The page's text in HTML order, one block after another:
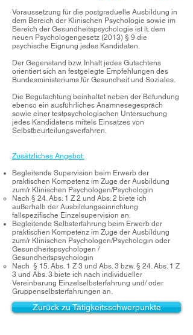
Voraussetzung für die postgraduelle Ausbildung in
dem Bereich der Klinischen Psychologie sowie im
Bereich der Gesundheitspsychologie ist lt. dem
neuen Psychologengesetz (2013) § 9 die
psychische Eignung jedes Kandidaten.
Der Gegenstand bzw. Inhalt jedes Gutachtens
orientiert sich an festgelegte Empfehlungen des
Bundesministeriums für Gesundheit und Soziales.
Die Begutachtung beinhaltet neben der Befundung
ebenso ein ausführliches Anamnesegespräch
sowie einer testpsychologischen Untersuchung
jedes Kandidatens mittels Einsatzes von
Selbstbeurteilungsverfahren.
Zusätzliches Angebot:
Begleitende Supervision beim Erwerb der
praktischen Kompetenz im Zuge der Ausbildung
zum/r Klinischen Psychologen/Psychologin
Nach § 24. Abs. 1 Z 2 und Abs. 2 biete ich
außerhalb der Ausbildungseinrichtung
fallspezifische Einzelsupervision an.
Begleitende Selbsterfahrung beim Erwerb der
praktischen Kompetenz im Zuge der Ausbildung
zum/r Klinischen Psychologen/Psychologin oder
Gesundheitspsychologen /
Gesundheitspsychologin
Nach § 15. Abs. 1 Z 3 und Abs. 3 bzw. § 24. Abs. 1 Z
3 und Abs. 3 biete ich nach individueller
Vereinbarung Einzelselbsterfahrung und/ oder
Gruppenselbsterfahrungen an.
Zurück zu Tätigkeitsschwerpunkte